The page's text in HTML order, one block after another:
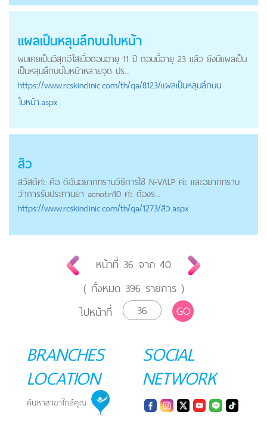
แผลเป็นหลุมลึกบนใบหน้า
ผมเคยเป็นอีสุกอีใสเมื่อตอนอายุ 11 ปี ตอนนี้อายุ 23 แล้ว ยังมีแผลเป็น
เป็นหลุมลึกบนใบหน้าหลายจุด ปร...
https://www.rcskinclinic.com/th/qa/8123/แผลเป็นหลุมลึกบน
ใบหน้า.aspx
สิว
สวัสดีค่ะ คือ ดิฉันอยากทราบวิธีการใช้ N-VALP ค่ะ และอยากทราบ
ว่าการรับประทานยา acnotin10 ค่ะ ต้องร...
https://www.rcskinclinic.com/th/qa/1273/สิว.aspx
หน้าที่ 36 จาก 40
( ทั้งหมด 396 รายการ )
ไปหน้าที่
GO
BRANCHES
LOCATION
SOCIAL
NETWORK